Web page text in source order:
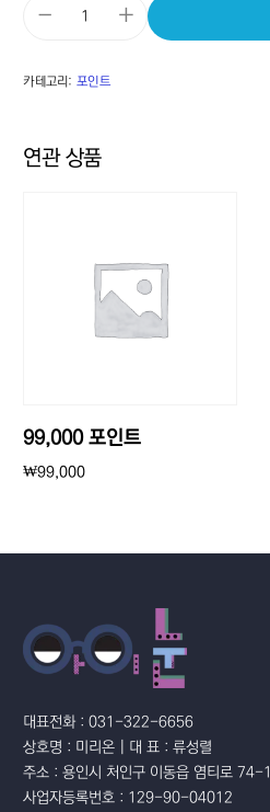
+
-
카테고리:포인트
연관 상품
99,000 포인트
₩99,000
대표전화 : 031-322-6656
상호명 : 미리온 | 대 표 : 류성렬
주소 : 용인시 처인구 이동읍 염티로 74-1
사업자등록번호 : 129-90-04012